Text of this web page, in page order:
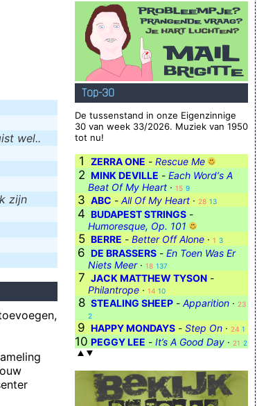
wel..
zijn
Top-30
De tussenstand in onze Eigenzinnige
30 van week 33/2026. Muziek van 1950
tot nu!
1 ZERRA ONE - Rescue Me
2 MINK DEVILLE - Each Word‘s A
Beat Of My Heart · 15 9
3 ABC - All Of My Heart · 28 13
4 BUDAPEST STRINGS -
Humoresque, Op. 101
5 BERRE - Better Off Alone · 1 3
6 DE BRASSERS - En Toen Was Er
Niets Meer· 18 137
7 JACK MATTHEW TYSON -
Philantrope · 14 10
8 STEALING SHEEP - Apparition · 23
2
9 HAPPY MONDAYS - Step On · 24 1
10 PEGGY LEE - It’s A Good Day · 21 2